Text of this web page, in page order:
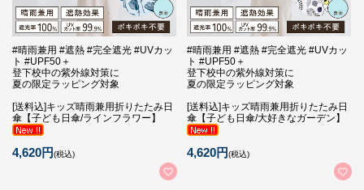
#晴雨兼用 #遮熱 #完全遮光 #UVカッ
ト #UPF50＋
登下校中の紫外線対策に
夏の限定ラッピング対象
[送料込]キッズ晴雨兼用折りたたみ日
傘【子ども日傘/ラインフラワー】
4,620円(税込)
#晴雨兼用 #遮熱 #完全遮光 #UVカッ
ト #UPF50＋
登下校中の紫外線対策に
夏の限定ラッピング対象
[送料込]キッズ晴雨兼用折りたたみ日
傘【子ども日傘/大好きなガーデン】
4,620円(税込)